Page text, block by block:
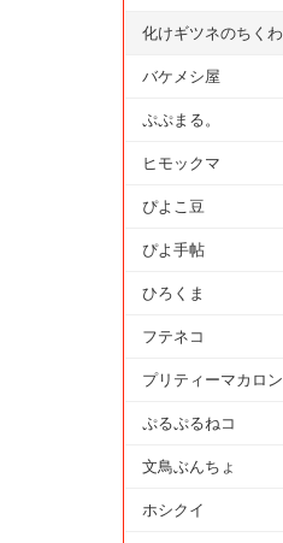
化けギツネのちくわ
バケメシ屋
ぷぷまる。
ヒモックマ
ぴよこ豆
ぴよ手帖
ひろくま
フテネコ
プリティーマカロン
ぷるぷるねコ
文鳥ぶんちょ
ホシクイ